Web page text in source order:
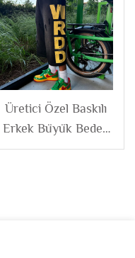
Tuval Ceket
Üretici Özel Baskılı
Erkek Büyük Beden
Diz Uzunluğunda